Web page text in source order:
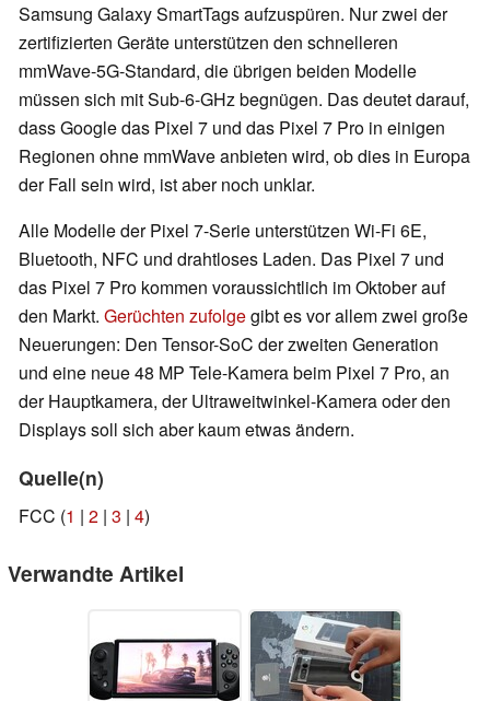
Samsung Galaxy SmartTags aufzuspüren. Nur zwei der
zertifizierten Geräte unterstützen den schnelleren
mmWave-5G-Standard, die übrigen beiden Modelle
müssen sich mit Sub-6-GHz begnügen. Das deutet darauf,
dass Google das Pixel 7 und das Pixel 7 Pro in einigen
Regionen ohne mmWave anbieten wird, ob dies in Europa
der Fall sein wird, ist aber noch unklar.
Alle Modelle der Pixel 7-Serie unterstützen Wi-Fi 6E,
Bluetooth, NFC und drahtloses Laden. Das Pixel 7 und
das Pixel 7 Pro kommen voraussichtlich im Oktober auf
den Markt. Gerüchten zufolgegibt es vor allem zwei große
Neuerungen: Den Tensor-SoC der zweiten Generation
und eine neue 48 MP Tele-Kamera beim Pixel 7 Pro, an
der Hauptkamera, der Ultraweitwinkel-Kamera oder den
Displays soll sich aber kaum etwas ändern.
Quelle(n)
FCC (1 | 2 | 3 | 4)
Verwandte Artikel